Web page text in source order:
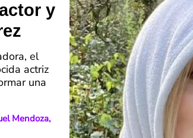
y
el
actriz
una
Mendoza,